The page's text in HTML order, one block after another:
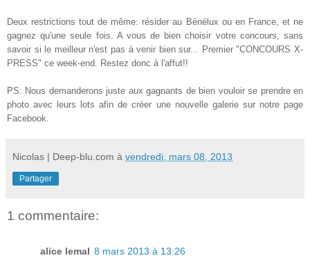
Deux restrictions tout de même: résider au Bénélux ou en France, et ne
gagnez qu'une seule fois. A vous de bien choisir votre concours, sans
savoir si le meilleur n'est pas à venir bien sur... Premier "CONCOURS X-
PRESS" ce week-end. Restez donc à l'affut!!
PS: Nous demanderons juste aux gagnants de bien vouloir se prendre en
photo avec leurs lots afin de créer une nouvelle galerie sur notre page
Facebook.
Nicolas | Deep-blu.com à vendredi, mars 08, 2013
Partager
1 commentaire:
alice lemal 8 mars 2013 à 13:26